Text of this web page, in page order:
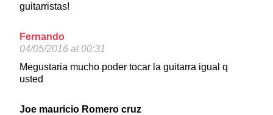
guitarristas!
Fernando
04/05/2016 at 00:31
Megustaria mucho poder tocar la guitarra igual q
usted
Joe mauricio Romero cruz